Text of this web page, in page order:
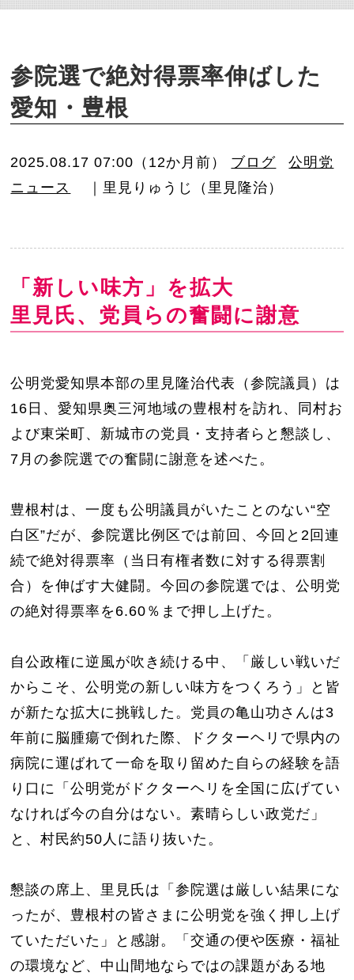
参院選で絶対得票率伸ばした
愛知・豊根
2025.08.17 07:00（12か月前） ブログ
公明党
ニュース
｜里見りゅうじ（里見隆治）
「新しい味方」を拡大
里見氏、党員らの奮闘に謝意
公明党愛知県本部の里見隆治代表（参院議員）は
16日、愛知県奥三河地域の豊根村を訪れ、同村お
よび東栄町、新城市の党員・支持者らと懇談し、
7月の参院選での奮闘に謝意を述べた。
豊根村は、一度も公明議員がいたことのない“空
白区”だが、参院選比例区では前回、今回と2回連
続で絶対得票率（当日有権者数に対する得票割
合）を伸ばす大健闘。今回の参院選では、公明党
の絶対得票率を6.60％まで押し上げた。
自公政権に逆風が吹き続ける中、「厳しい戦いだ
からこそ、公明党の新しい味方をつくろう」と皆
が新たな拡大に挑戦した。党員の亀山功さんは3
年前に脳腫瘍で倒れた際、ドクターヘリで県内の
病院に運ばれて一命を取り留めた自らの経験を語
り口に「公明党がドクターヘリを全国に広げてい
なければ今の自分はない。素晴らしい政党だ」
と、村民約50人に語り抜いた。
懇談の席上、里見氏は「参院選は厳しい結果にな
ったが、豊根村の皆さまに公明党を強く押し上げ
ていただいた」と感謝。「交通の便や医療・福祉
の環境など、中山間地ならではの課題がある地